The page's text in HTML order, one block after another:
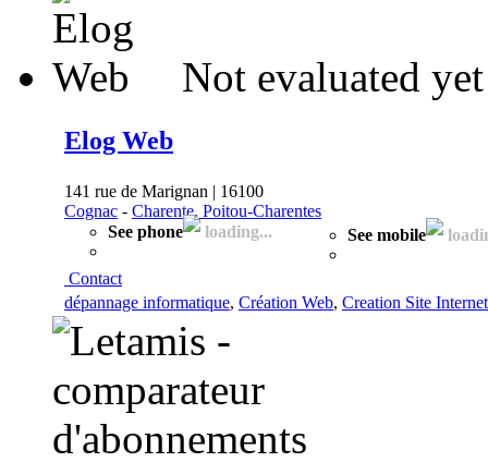
Not evaluated yet
Elog Web
141 rue de Marignan | 16100
Cognac - Charente, Poitou-Charentes
See phone
loading... See mobile
Contact
dépannage informatique, Création Web, Creation Site Internet